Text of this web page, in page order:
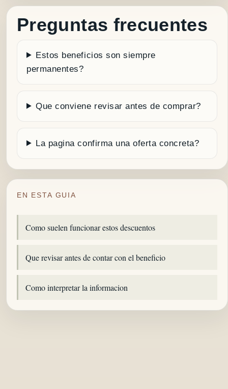
Preguntas frecuentes
Estos beneficios son siempre
permanentes?
Que conviene revisar antes de comprar?
La pagina confirma una oferta concreta?
EN ESTA GUIA
Como suelen funcionar estos descuentos
Que revisar antes de contar con el beneficio
Como interpretar la informacion